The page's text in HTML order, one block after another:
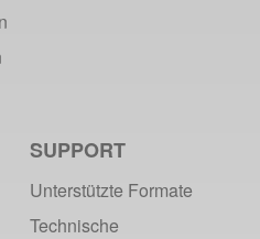
SUPPORT
Unterstützte Formate
Technische